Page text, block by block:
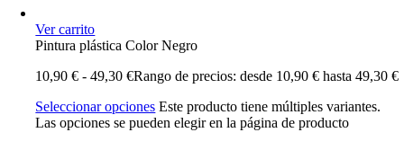
Ver carrito
Pintura plástica Color Negro
10,90€ - 49,30€Rango de precios: desde 10,90 € hasta 49,30 €
Seleccionar opciones Este producto tiene múltiples variantes.
Las opciones se pueden elegir en la página de producto